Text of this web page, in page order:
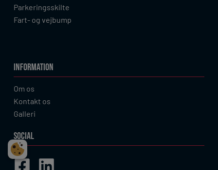
Parkeringsskilte
Fart- og vejbump
INFORMATION
Om os
Kontakt os
Galleri
SOCIAL